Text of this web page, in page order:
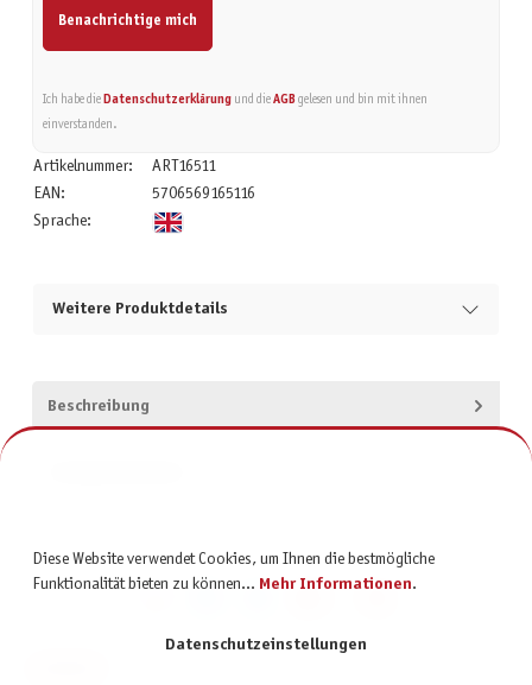
Benachrichtige mich
Ich habe die Datenschutzerklärungund die AGBgelesen und bin mit ihnen
einverstanden.
Artikelnummer:
ART16511
EAN:
5706569165116
Sprache:
Weitere Produktdetails
Beschreibung
Diese Website verwendet Cookies, um Ihnen die bestmögliche
Funktionalität bieten zu können... Mehr Informationen.
Datenschutzeinstellungen